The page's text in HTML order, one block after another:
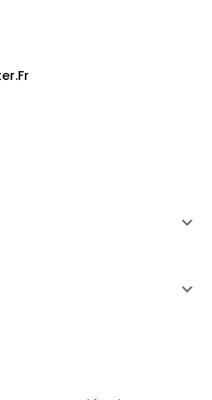
keyboard_arrow_down
keyboard_arrow_down